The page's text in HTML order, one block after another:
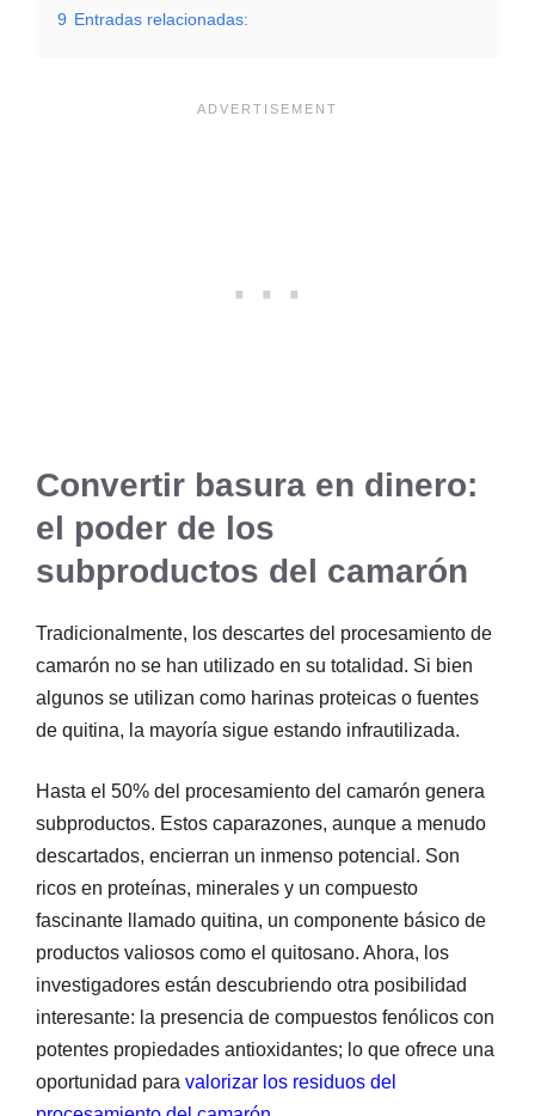
9 Entradas relacionadas:
Convertir basura en dinero:
el poder de los
subproductos del camarón
Tradicionalmente, los descartes del procesamiento de
camarón no se han utilizado en su totalidad. Si bien
algunos se utilizan como harinas proteicas o fuentes
de quitina, la mayoría sigue estando infrautilizada.
Hasta el 50% del procesamiento del camarón genera
subproductos. Estos caparazones, aunque a menudo
descartados, encierran un inmenso potencial. Son
ricos en proteínas, minerales y un compuesto
fascinante llamado quitina, un componente básico de
productos valiosos como el quitosano. Ahora, los
investigadores están descubriendo otra posibilidad
interesante: la presencia de compuestos fenólicos con
potentes propiedades antioxidantes; lo que ofrece una
oportunidad para valorizar los residuos del